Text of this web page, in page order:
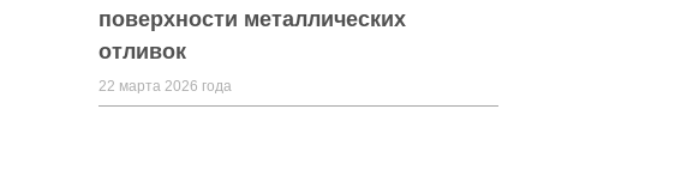
поверхности металлических
отливок
22 марта 2026 года